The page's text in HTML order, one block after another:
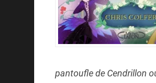
pantoufle de Cendrillon